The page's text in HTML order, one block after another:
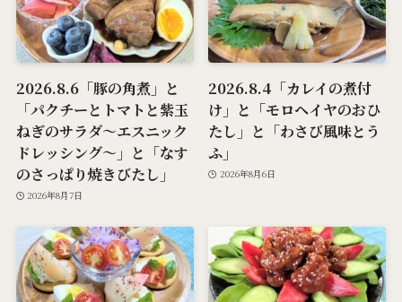
2026.8.6「豚の角煮」と
「パクチーとトマトと紫玉
ねぎのサラダ～エスニック
ドレッシング～」と「なす
のさっぱり焼きびたし」
2026年8月7日
2026.8.4「カレイの煮付
け」と「モロヘイヤのおひ
たし」と「わさび風味とう
ふ」
2026年8月6日